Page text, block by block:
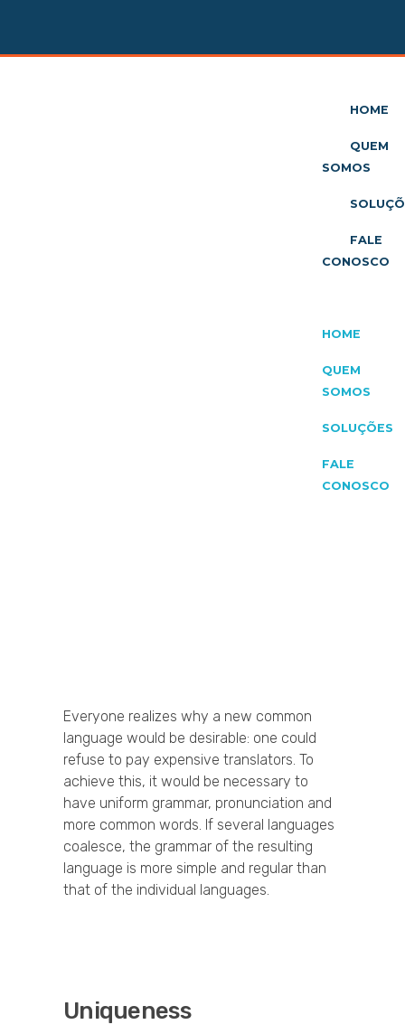
HOME
QUEM
SOMOS
FALE
CONOSCO
HOME
QUEM
SOMOS
SOLUÇÕES
FALE
CONOSCO
Everyone realizes why a new common
language would be desirable: one could
refuse to pay expensive translators. To
achieve this, it would be necessary to
have uniform grammar, pronunciation and
more common words. If several languages
coalesce, the grammar of the resulting
language is more simple and regular than
that of the individual languages.
Uniqueness